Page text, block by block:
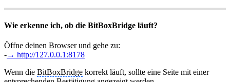
Wie erkenne ich, ob die BitBoxBridge läuft?
Öffne deinen Browser und gehe zu:
-→ http://127.0.0.1:8178
Wenn die BitBoxBridge korrekt läuft, sollte eine Seite mit einer